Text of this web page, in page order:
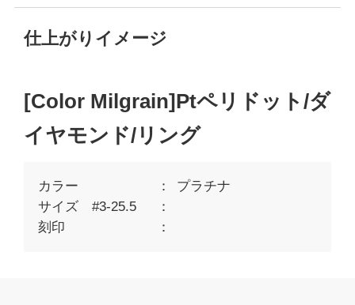
仕上がりイメージ
[Color Milgrain]Ptペリドット/ダ
イヤモンド/リング
カラー
プラチナ
サイズ #3-25.5
刻印